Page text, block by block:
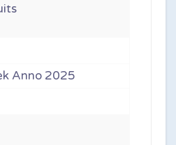
Anno 2025